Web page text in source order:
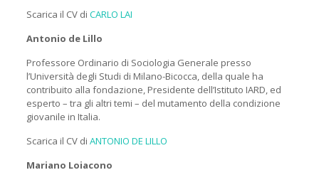
Scarica il CV di CARLO LAI
Antonio de Lillo
Professore Ordinario di Sociologia Generale presso
l’Università degli Studi di Milano-Bicocca, della quale ha
contribuito alla fondazione, Presidente dell’Istituto IARD, ed
esperto – tra gli altri temi – del mutamento della condizione
giovanile in Italia.
Scarica il CV di ANTONIO DE LILLO
Mariano Loiacono